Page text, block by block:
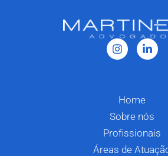
Home
Sobre nós
Profissionais
Áreas de